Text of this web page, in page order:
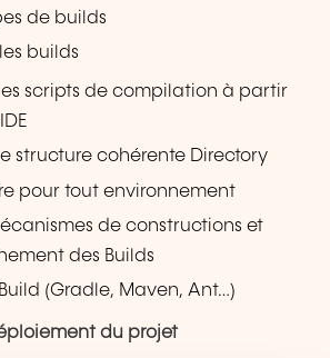
de builds
builds
scripts de compilation à partir
structure cohérente Directory
pour tout environnement
de constructions et
des Builds
(Gradle, Maven, Ant…)
du projet